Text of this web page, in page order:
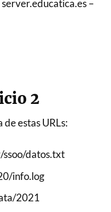
server.educatica.es –
2
estas URLs:
datos.txt
info.log
2021